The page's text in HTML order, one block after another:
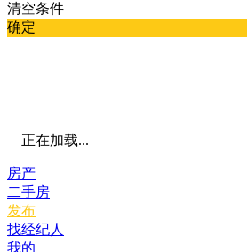
清空条件
确定
正在加载...
房产
二手房
发布
找经纪人
我的